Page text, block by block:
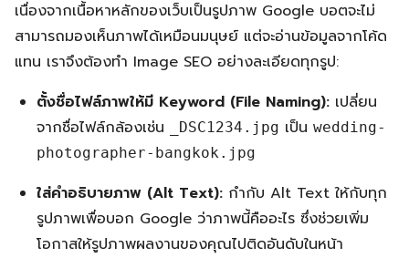
เนื่องจากเนื้อหาหลักของเว็บเป็นรูปภาพ Google บอตจะไม่
สามารถมองเห็นภาพได้เหมือนมนุษย์ แต่จะอ่านข้อมูลจากโค้ด
แทน เราจึงต้องทำ Image SEO อย่างละเอียดทุกรูป:
ตั้งชื่อไฟล์ภาพให้มี Keyword (File Naming): เปลี่ยน
จากชื่อไฟล์กล้องเช่น
_DSC1234.jpg เป็น wedding-
photographer-bangkok.jpg
ใส่คำอธิบายภาพ (Alt Text): กํากับ Alt Text ให้กับทุก
รูปภาพเพื่อบอก Google ว่าภาพนี้คืออะไร ซึ่งช่วยเพิ่ม
โอกาสให้รูปภาพผลงานของคุณไปติดอันดับในหน้า